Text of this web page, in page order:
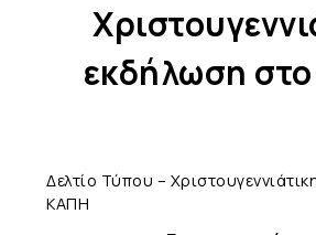
εκδήλωση
Δελτίο Τύπου –
ΚΑΠΗ